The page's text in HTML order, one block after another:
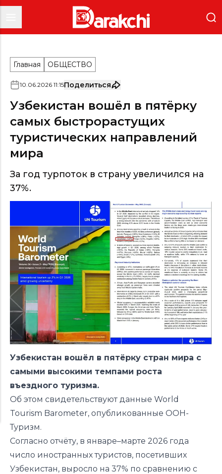
Главная ОБЩЕСТВО
10.06.2026 11:15Поделиться
Узбекистан вошёл в пятёрку
самых быстрорастущих
туристических направлений
мира
За год турпоток в страну увеличился на
37%.
Узбекистан вошёл в пятёрку стран мира с
самыми высокими темпами роста
въездного туризма.
Об этом свидетельствуют данные World
Tourism Barometer, опубликованные ООН-
Туризм.
Согласно отчёту, в январе–марте 2026 года
число иностранных туристов, посетивших
Узбекистан, выросло на 37% по сравнению с